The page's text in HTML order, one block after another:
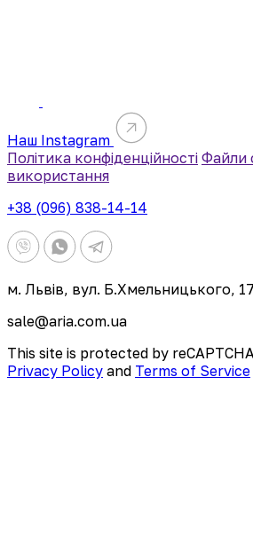
Наш Instagram
Політика конфіденційності Файли
використання
+38 (096) 838-14-14
м. Львів, вул. Б.Хмельницького,
sale@aria.com.ua
This site is protected by
Privacy Policy and Terms of Service